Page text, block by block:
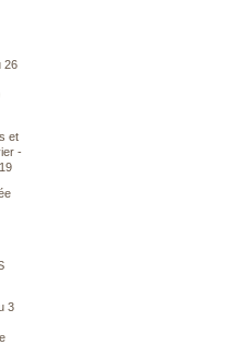
26
et
-
3